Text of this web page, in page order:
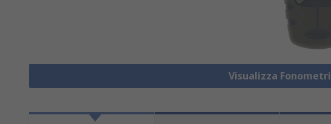
Visualizza Fonometri